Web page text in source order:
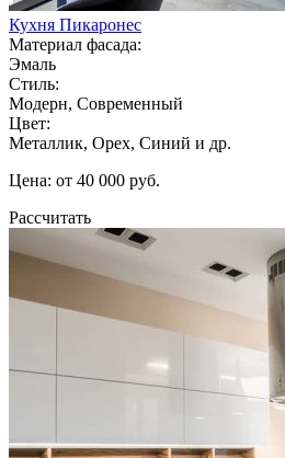
Кухня Пикаронес
Материал фасада:
Эмаль
Стиль:
Модерн, Современный
Цвет:
Металлик, Орех, Синий и др.
Цена: от 40 000 руб.
Рассчитать